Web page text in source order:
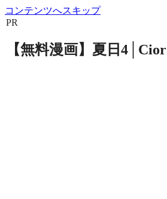
コンテンツへスキップ
PR
【無料漫画】夏日4│Cior